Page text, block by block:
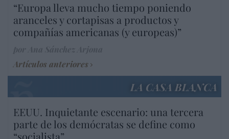
“Europa lleva mucho tiempo poniendo
aranceles y cortapisas a productos y
compañías americanas (y europeas)”
Artículos anteriores
LA CASA BLANCA
EEUU. Inquietante escenario: una tercera
parte de los demócratas se define como